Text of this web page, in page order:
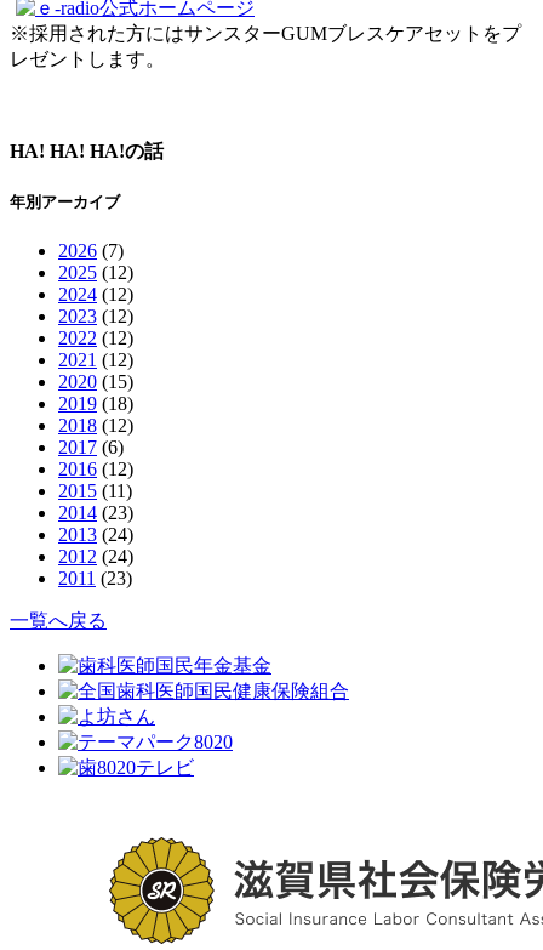
※採用された方にはサンスターGUMブレスケアセットをプ
レゼントします。
HA! HA! HA!の話
年別アーカイブ
2026 (7)
2025 (12)
2024 (12)
2023 (12)
2022 (12)
2021 (12)
2020 (15)
2019 (18)
2018 (12)
2017 (6)
2016 (12)
2015 (11)
2014 (23)
2013 (24)
2012 (24)
2011 (23)
一覧へ戻る